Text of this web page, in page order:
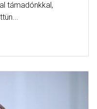
támadónkkal,